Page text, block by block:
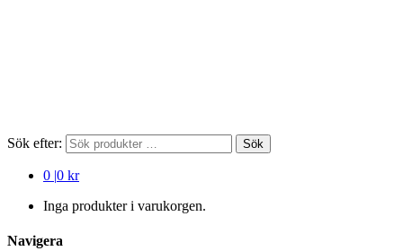
Sök efter: Sök
0 |0 kr
Inga produkter i varukorgen.
Navigera